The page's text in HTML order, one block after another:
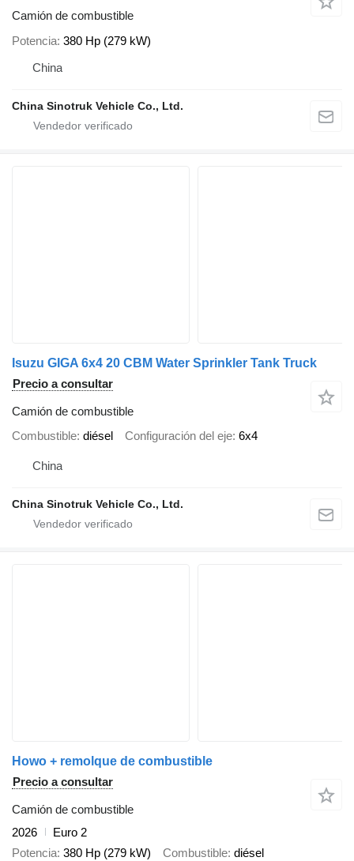
Camión de combustible
Potencia 380 Hp (279 kW)
China
China Sinotruk Vehicle Co., Ltd.
Isuzu GIGA 6x4 20 CBM Water Sprinkler Tank Truck
Precio a consultar
Camión de combustible
Combustible diésel Configuración del eje 6x4
China
China Sinotruk Vehicle Co., Ltd.
Howo + remolque de combustible
Precio a consultar
Camión de combustible
2026
Euro 2
Potencia 380 Hp (279 kW) Combustible diésel